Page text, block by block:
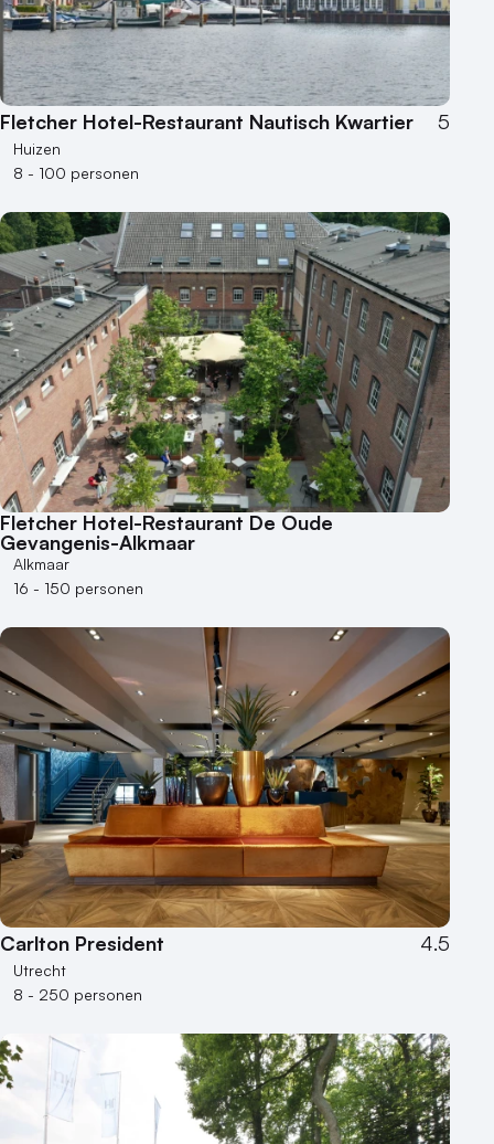
Fletcher Hotel-Restaurant Nautisch Kwartier 5
Huizen
8 - 100 personen
Fletcher Hotel-Restaurant De Oude
Gevangenis-Alkmaar
Alkmaar
16 - 150 personen
Carlton President 4.5
Utrecht
8 - 250 personen